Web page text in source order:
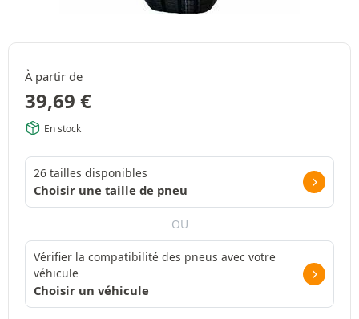
À partir de
39,69 €
En stock
26 tailles disponibles
Choisir une taille de pneu
OU
Vérifier la compatibilité des pneus avec votre
véhicule
Choisir un véhicule